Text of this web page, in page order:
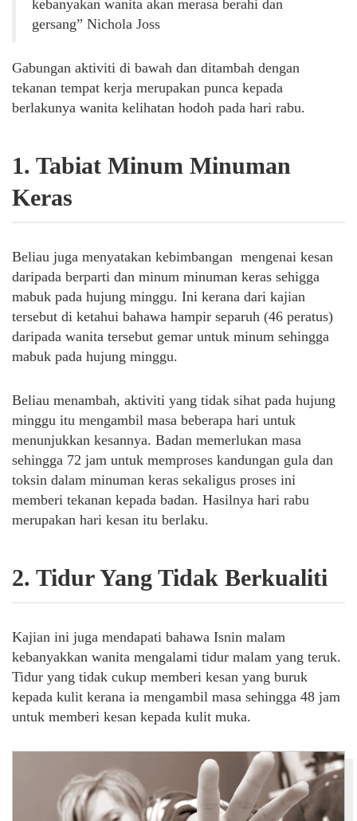
kebanyakan wanita akan merasa berahi dan
gersang” Nichola Joss
Gabungan aktiviti di bawah dan ditambah dengan
tekanan tempat kerja merupakan punca kepada
berlakunya wanita kelihatan hodoh pada hari rabu.
1. Tabiat Minum Minuman
Keras
Beliau juga menyatakan kebimbangan mengenai kesan
daripada berparti dan minum minuman keras sehigga
mabuk pada hujung minggu. Ini kerana dari kajian
tersebut di ketahui bahawa hampir separuh (46 peratus)
daripada wanita tersebut gemar untuk minum sehingga
mabuk pada hujung minggu.
Beliau menambah, aktiviti yang tidak sihat pada hujung
minggu itu mengambil masa beberapa hari untuk
menunjukkan kesannya. Badan memerlukan masa
sehingga 72 jam untuk memproses kandungan gula dan
toksin dalam minuman keras sekaligus proses ini
memberi tekanan kepada badan. Hasilnya hari rabu
merupakan hari kesan itu berlaku.
2. Tidur Yang Tidak Berkualiti
Kajian ini juga mendapati bahawa Isnin malam
kebanyakkan wanita mengalami tidur malam yang teruk.
Tidur yang tidak cukup memberi kesan yang buruk
kepada kulit kerana ia mengambil masa sehingga 48 jam
untuk memberi kesan kepada kulit muka.